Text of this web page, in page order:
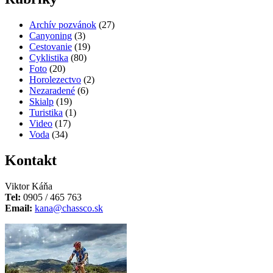
Archív pozvánok (27)
Canyoning (3)
Cestovanie (19)
Cyklistika (80)
Foto (20)
Horolezectvo (2)
Nezaradené (6)
Skialp (19)
Turistika (1)
Video (17)
Voda (34)
Kontakt
Viktor Káňa
Tel: 0905 / 465 763
Email: kana@chassco.sk